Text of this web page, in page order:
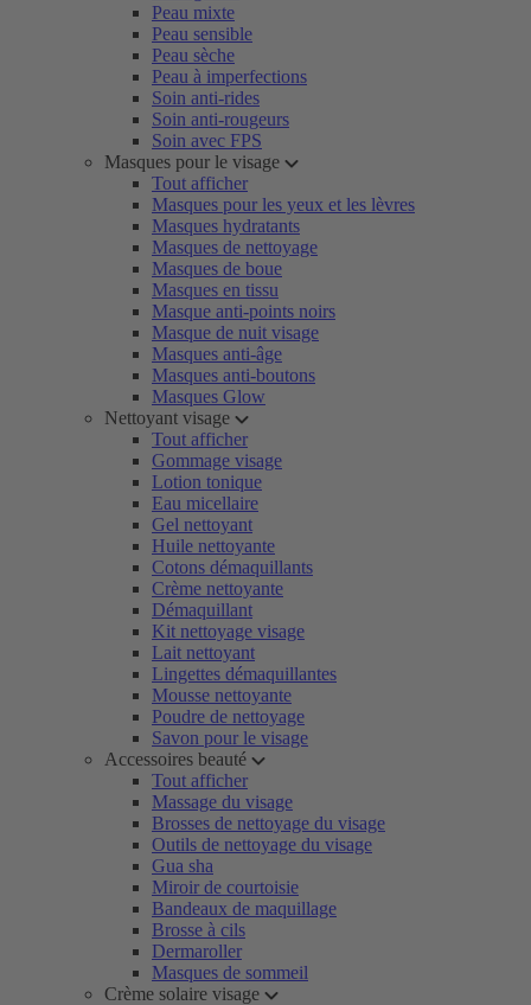
Peau mixte
Peau sensible
Peau sèche
Peau à imperfections
Soin anti-rides
Soin anti-rougeurs
Soin avec FPS
Masques pour le visage
Tout afficher
Masques pour les yeux et les lèvres
Masques hydratants
Masques de nettoyage
Masques de boue
Masques en tissu
Masque anti-points noirs
Masque de nuit visage
Masques anti-âge
Masques anti-boutons
Masques Glow
Nettoyant visage
Tout afficher
Gommage visage
Lotion tonique
Eau micellaire
Gel nettoyant
Huile nettoyante
Cotons démaquillants
Crème nettoyante
Démaquillant
Kit nettoyage visage
Lait nettoyant
Lingettes démaquillantes
Mousse nettoyante
Poudre de nettoyage
Savon pour le visage
Accessoires beauté
Tout afficher
Massage du visage
Brosses de nettoyage du visage
Outils de nettoyage du visage
Gua sha
Miroir de courtoisie
Bandeaux de maquillage
Brosse à cils
Dermaroller
Masques de sommeil
Crème solaire visage